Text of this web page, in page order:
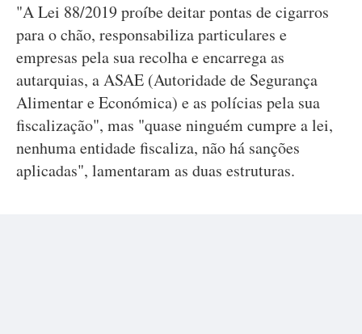
"A Lei 88/2019 proíbe deitar pontas de cigarros
para o chão, responsabiliza particulares e
empresas pela sua recolha e encarrega as
autarquias, a ASAE (Autoridade de Segurança
Alimentar e Económica) e as polícias pela sua
fiscalização", mas "quase ninguém cumpre a lei,
nenhuma entidade fiscaliza, não há sanções
aplicadas", lamentaram as duas estruturas.